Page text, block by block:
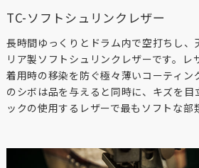
TC-ソフトシュリンクレザー
長時間ゆっくりとドラム内で空打ちし、
リア製ソフトシュリンクレザーです。レ
着用時の移染を防ぐ極々薄いコーティン
のシボは品を与えると同時に、キズを
ックの使用するレザーで最もソフトな部